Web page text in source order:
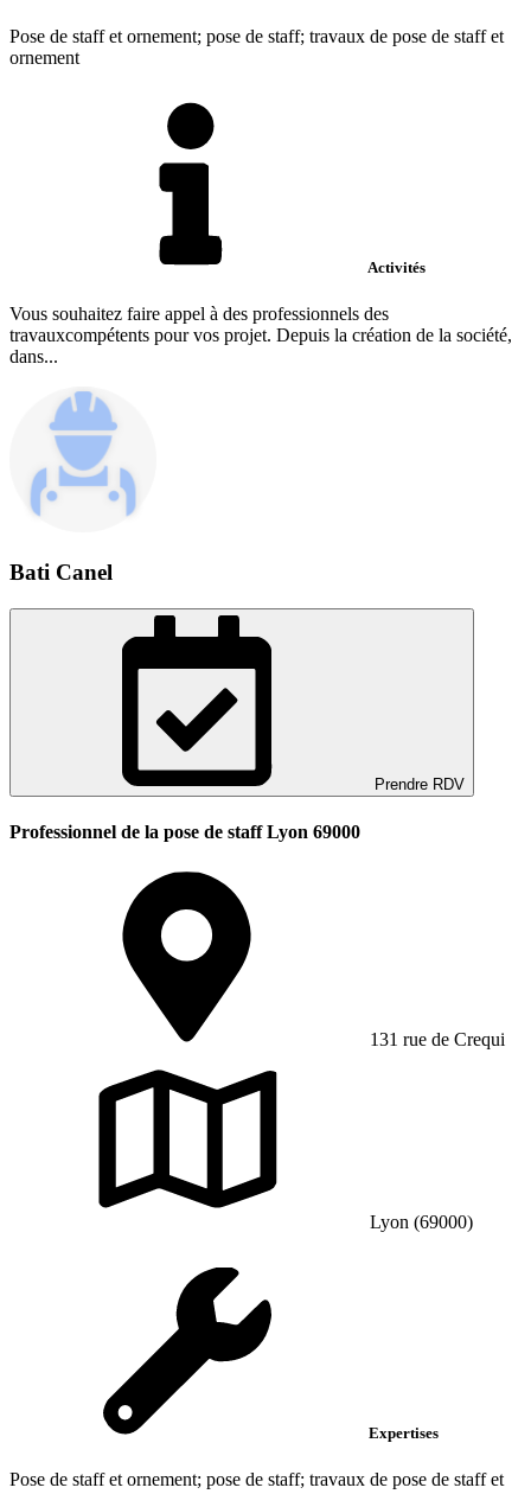
Pose de staff et ornement; pose de staff; travaux de pose de staff et
ornement
Activités
Vous souhaitez faire appel à des professionnels des
travauxcompétents pour vos projet. Depuis la création de la société,
dans...
Bati Canel
Prendre RDV
Professionnel de la pose de staff Lyon 69000
131 rue de Crequi
Lyon (69000)
Expertises
Pose de staff et ornement; pose de staff; travaux de pose de staff et